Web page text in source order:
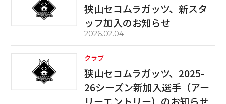
狭山セコムラガッツ、新スタ
ッフ加入のお知らせ
2026.02.04
クラブ
狭山セコムラガッツ、2025-
26シーズン新加入選手（アー